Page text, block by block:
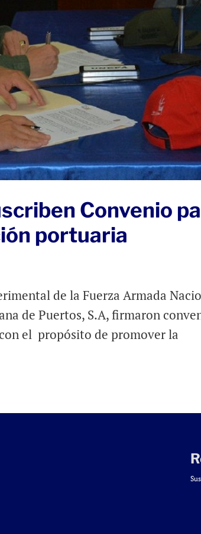
Convenio
portuaria
de la Fuerza Armada
de Puertos, S.A, firmaron
el propósito de promover la